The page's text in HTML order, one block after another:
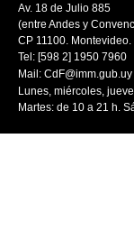
Av. 18 de Julio 885
(entre Andes y
CP 11100.
Tel: [598 2] 1950 7960
Mail: CdF@imm.gub.uy
Lunes, miércoles,
Martes: de 10 a 21 h.